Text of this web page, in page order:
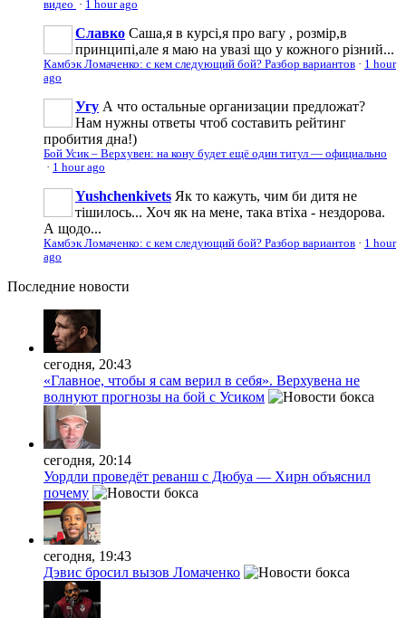
видео · 1 hour ago
Славко Саша,я в курсі,я про вагу , розмір,в
принципі,але я маю на увазі що у кожного різний...
Камбэк Ломаченко: с кем следующий бой? Разбор вариантов · 1 hour
ago
Угу А что остальные организации предложат?
Нам нужны ответы чтоб составить рейтинг
пробития дна!)
Бой Усик – Верхувен: на кону будет ещё один титул — официально
· 1 hour ago
Yushchenkivets Як то кажуть, чим би дитя не
тішилось... Хоч як на мене, така втіха - нездорова.
А щодо...
Камбэк Ломаченко: с кем следующий бой? Разбор вариантов · 1 hour
ago
Последние новости
сегодня, 20:43
«Главное, чтобы я сам верил в себя». Верхувена не
волнуют прогнозы на бой с Усиком
сегодня, 20:14
Уордли проведёт реванш с Дюбуа — Хирн объяснил
почему
сегодня, 19:43
Дэвис бросил вызов Ломаченко